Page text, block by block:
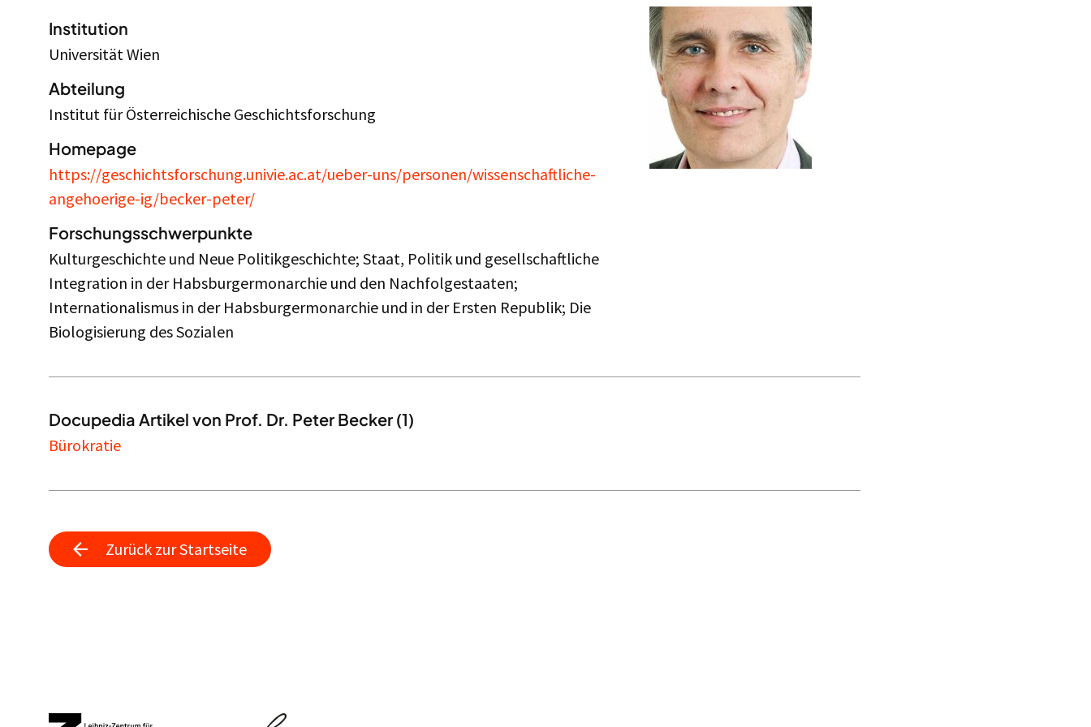
Institution
Universität Wien
Abteilung
Institut für Österreichische Geschichtsforschung
Homepage
https://geschichtsforschung.univie.ac.at/ueber-uns/personen/wissenschaftliche-
angehoerige-ig/becker-peter/
Forschungsschwerpunkte
Kulturgeschichte und Neue Politikgeschichte; Staat, Politik und gesellschaftliche
Integration in der Habsburgermonarchie und den Nachfolgestaaten;
Internationalismus in der Habsburgermonarchie und in der Ersten Republik; Die
Biologisierung des Sozialen
Docupedia Artikel von Prof. Dr. Peter Becker (1)
Bürokratie
Zurück zur Startseite